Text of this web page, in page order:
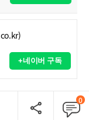
+네이버 구독
0